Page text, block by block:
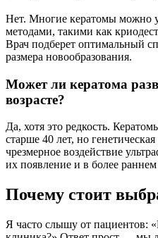
Нет. Многие кератомы можно
методами, такими как
Врач подберет оптимальный
размера новообразования.
Может ли кератома
возрасте?
Да, хотя это редкость.
старше 40 лет, но
чрезмерное воздействие
их появление и в более раннем
Почему стоит
Я часто слышу от пациентов: